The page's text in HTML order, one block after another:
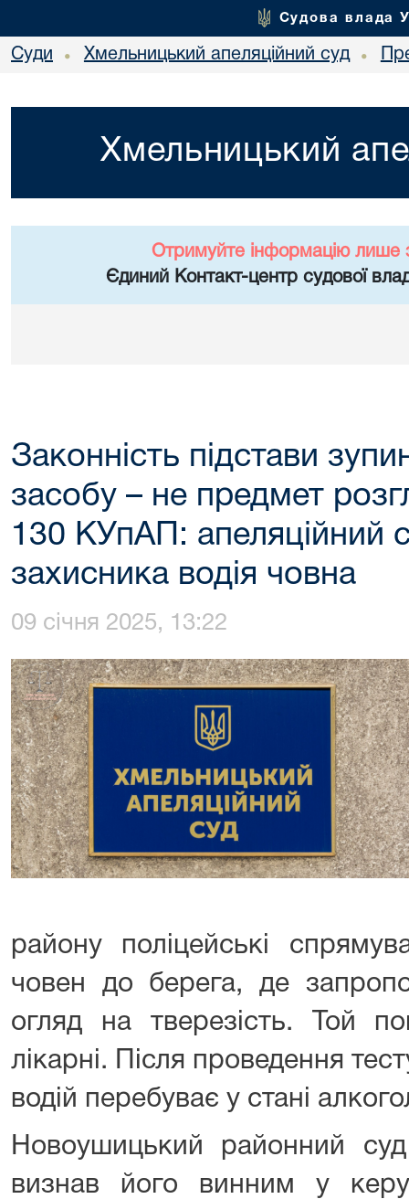
Судова влада
Суди • Хмельницький апеляційний суд •
Хмельницький
Отримуйте інформацію лише
Єдиний Контакт-центр судової
Законність підстави
засобу – не предмет
130 КУпАП: апеляційний
захисника водія човна
09 січня 2025, 13:22
району поліцейські
човен до берега, де
огляд на тверезість. Той
лікарні. Після проведення
водій перебуває у стані
Новоушицький районний суд
визнав його винним у